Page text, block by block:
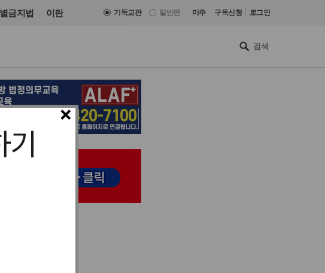
금지법 이란 기독교판 일반판 미주 구독신청 로그인
×